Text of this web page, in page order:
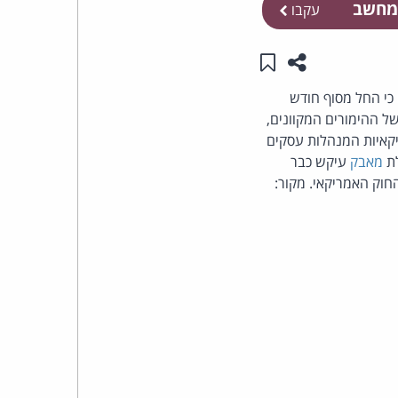
עקבו
שתפו עמוד זה
שמור ב"תכנים שלי"
כי החל מסוף חודש
ההימורים המקוונים,
המנהלות עסקים
מאבק עיקש כבר